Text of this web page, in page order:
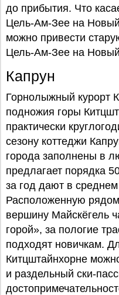
до прибытия. Что
Цель-Ам-Зее на
можно привести
Цель-Ам-Зее на
Капрун
Горнолыжный курорт
подножия горы
практически
сезону коттеджи
города заполнены в
предлагает порядка
за год дают в
Расположенную
вершину Майскёгель
горой», за пологие
подходят новичкам.
Китцштайнхорне
и раздельный ски-